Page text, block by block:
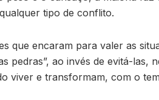
tipo de conflito.
que encaram para valer as
pedras”, ao invés de evitá-las,
viver e transformam, com o